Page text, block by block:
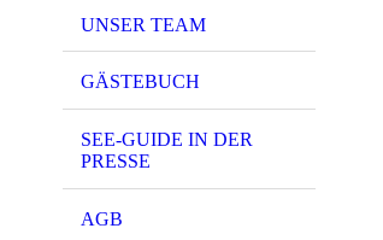
UNSER TEAM
GÄSTEBUCH
SEE-GUIDE IN DER
PRESSE
AGB